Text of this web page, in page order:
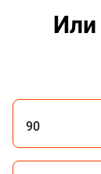
Или
90